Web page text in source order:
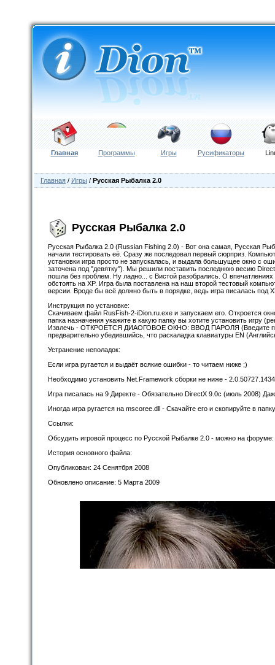
Главная Программы Игры Русификаторы
Главная / Игры / Русская Рыбалка 2.0
Русская Рыбалка 2.0
Русская Рыбалка 2.0 (Russian Fishing 2.0) - Вот она самая, Русская
начали тестировать её. Сразу же последовал первый сюрприз.
установки игра просто не запускалась, и выдала большущее окно с
заточена под "девятку"). Мы решили поставить последнюю весию
пошла без проблем. Ну ладно... с Вистой разобрались. О
обстоять на XP. Игра была поставлена на наш второй тестовый
версии. Вроде бы всё должно быть в порядке, ведь игра писалась под
Инструкция по установке:
Скачиваем файл RusFish-2-iDion.ru.exe и запускаем его. Откроется
папка назначения укажите в какую папку вы хотите установить игру
Извлечь - ОТКРОЕТСЯ ДИАОГОВОЕ ОКНО: ВВОД ПАРОЛЯ (Введите
предварительно убедившийсь, что раскаладка клавиатуры EN
Устранение неполадок:
Если игра ругается и выдаёт всякие ошибки - то читаем ниже ;)
Необходимо установить Net.Framework сборки не ниже -
Игра писалась на 9 Директе - Обязательно DirectX 9.0c (июль 2008)
Иногда игра ругается на mscoree.dll - Скачайте его и скопируйте в
Ссылки:
Обсудить игровой процесс по Русской Рыбалке 2.0 - можно на
История основного файла:
Опубликован: 24 Сенятбря 2008
Обновлено описание: 5 Марта 2009